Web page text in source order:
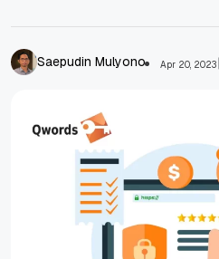
Saepudin Mulyono Apr 20, 2023